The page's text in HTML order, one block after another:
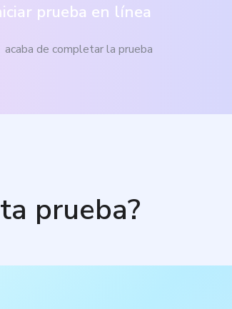
prueba en línea
acaba de completar la prueba
prueba?